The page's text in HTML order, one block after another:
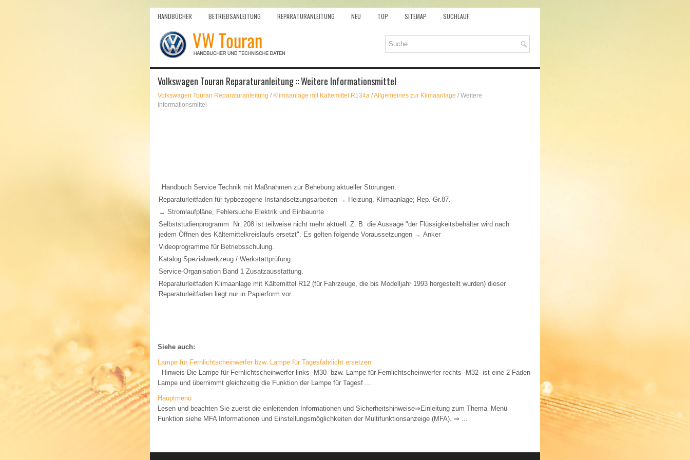
HANDBÜCHER BETRIEBSANLEITUNG REPARATURANLEITUNG NEU TOP SITEMAP SUCHLAUF
Volkswagen Touran Reparaturanleitung :: Weitere Informationsmittel
Volkswagen Touran Reparaturanleitung / Klimaanlage mit Kältemittel R134a /Allgemeines zur Klimaanlage / Weitere
Informationsmittel
Handbuch Service Technik mit Maßnahmen zur Behebung aktueller Störungen.
Reparaturleitfaden für typbezogene Instandsetzungsarbeiten → Heizung, Klimaanlage; Rep.-Gr.87.
→ Stromlaufpläne, Fehlersuche Elektrik und Einbauorte
Selbststudienprogramm Nr. 208 ist teilweise nicht mehr aktuell. Z. B. die Aussage "der Flüssigkeitsbehälter wird nach
jedem Öffnen des Kältemittelkreislaufs ersetzt". Es gelten folgende Voraussetzungen → Anker
Videoprogramme für Betriebsschulung.
Katalog Spezialwerkzeug / Werkstattprüfung.
Service-Organisation Band 1 Zusatzausstattung.
Reparaturleitfaden Klimaanlage mit Kältemittel R12 (für Fahrzeuge, die bis Modelljahr 1993 hergestellt wurden) dieser
Reparaturleitfaden liegt nur in Papierform vor.
Siehe auch:
Lampe für Fernlichtscheinwerfer bzw. Lampe für Tagesfahrlicht ersetzen
Hinweis Die Lampe für Fernlichtscheinwerfer links -M30- bzw. Lampe für Fernlichtscheinwerfer rechts -M32- ist eine 2-Faden-
Lampe und übernimmt gleichzeitig die Funktion der Lampe für Tagesf ...
Hauptmenü
Lesen und beachten Sie zuerst die einleitenden Informationen und Sicherheitshinweise⇒Einleitung zum Thema Menü
Funktion siehe MFA Informationen und Einstellungsmöglichkeiten der Multifunktionsanzeige (MFA). ⇒ ...